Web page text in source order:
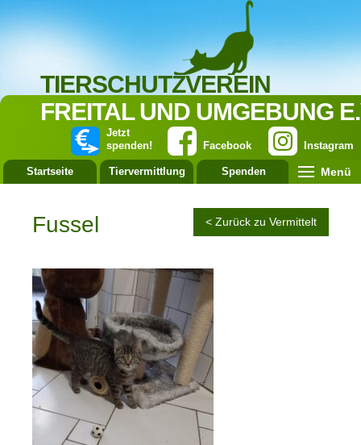
TIERSCHUTZVEREIN
FREITAL UND UMGEBUNG
Instagram
Facebook
Jetzt
spenden!
Startseite Tiervermittlung Spenden Menü
Fussel < Zurück zu Vermittelt